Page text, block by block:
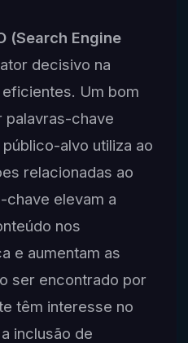
(Search Engine
decisivo na
Um bom
palavras-chave
alvo utiliza ao
relacionadas ao
chave elevam a
nos
e aumentam as
ser encontrado por
têm interesse no
inclusão de